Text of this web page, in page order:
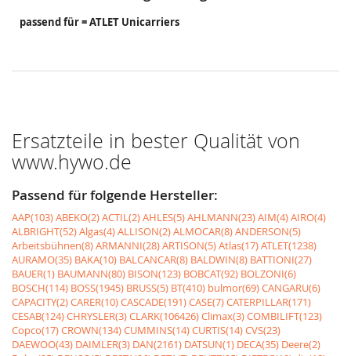
passend für = ATLET Unicarriers
Ersatzteile in bester Qualität von
www.hywo.de
Passend für folgende Hersteller:
AAP(103)ABEKO(2)ACTIL(2)AHLES(5)AHLMANN(23)AIM(4)AIRO(4)
ALBRIGHT(52)Algas(4)ALLISON(2)ALMOCAR(8)ANDERSON(5)
Arbeitsbühnen(8)ARMANNI(28)ARTISON(5)Atlas(17)ATLET(1238)
AURAMO(35) BAKA(10) BALCANCAR(8) BALDWIN(8) BATTIONI(27)
BAUER(1) BAUMANN(80) BISON(123) BOBCAT(92) BOLZONI(6)
BOSCH(114) BOSS(1945) BRUSS(5) BT(410) bulmor(69)CANGARU(6)
CAPACITY(2)CARER(10)CASCADE(191)CASE(7)CATERPILLAR(171)
CESAB(124)CHRYSLER(3)CLARK(106426)Climax(3)COMBILIFT(123)
Copco(17)CROWN(134)CUMMINS(14)CURTIS(14)CVS(23)
DAEWOO(43) DAIMLER(3) DAN(2161) DATSUN(1) DECA(35) Deere(2)